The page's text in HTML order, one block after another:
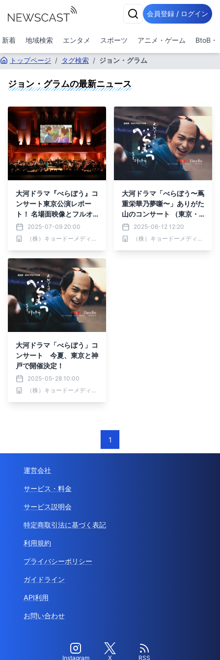
会員登録 / ログイン
新着 地域検索 エンタメ スポーツ アニメ・ゲーム BtoB・
トップページ / タグ検索 / ジョン・グラム
ジョン・グラムの最新ニュース
大河ドラマ『べらぼう』コ
ンサート東京公演レポー
ト！ 名場面映像とフルオ
ーケストラ演奏と花總まり
の朗読でべらぼうの世界へ
没入。来月の神戸公演にも
2025-07-09 20:00
（株）キョードーメディアス
大河ドラマ「べらぼう〜蔦
重栄華乃夢噺〜」ありがた
山のコンサート （東京・
神戸）スペシャルゲスト決
定！
2025-06-12 12:20
（株）キョードーメディアス
大河ドラマ「べらぼう」コ
ンサート 今夏、東京と神
戸で開催決定！
2025-05-28 10:00
（株）キョードーメディアス
1
運営会社
サービス・料金
サービス説明会
特定商取引法に基づく表記
利用規約
プライバシーポリシー
ガイドライン
API利用
お問い合わせ
Instagram X RSS